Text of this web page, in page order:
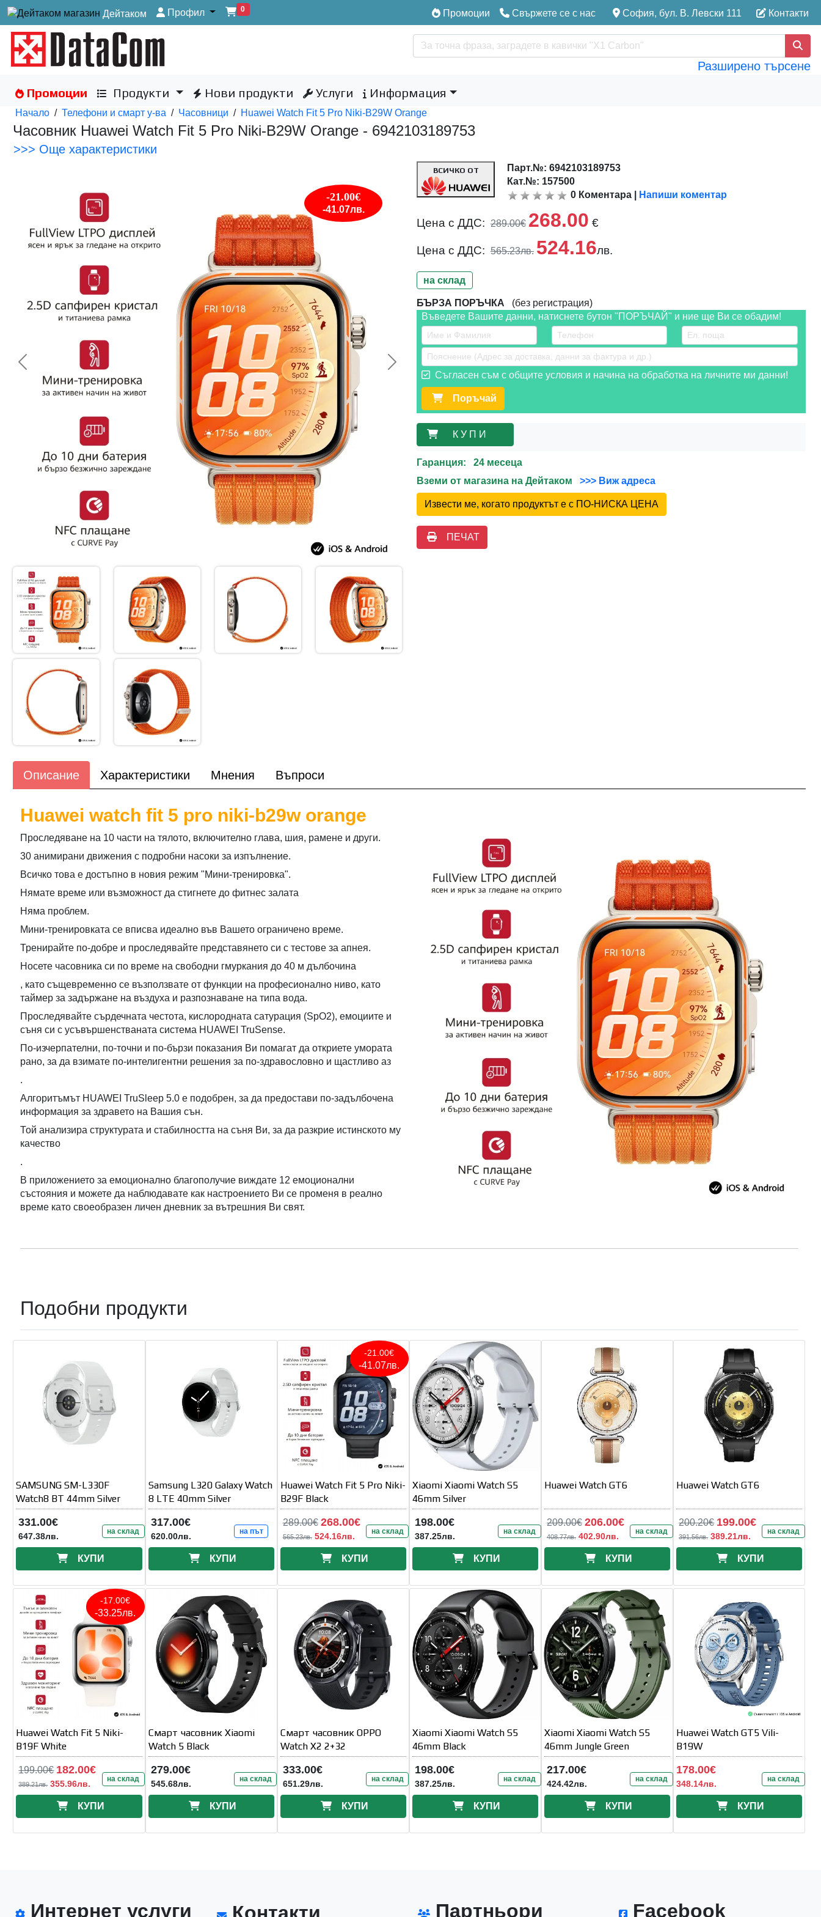
Дейтаком Профил 0 Промоции Свържете се с нас София, бул. В. Левски 111 Контакти
Разширено търсене
Промоции Продукти Нови продукти Услуги Информация
Начало / Телефони и смарт у-ва / Часовници / Huawei Watch Fit 5 Pro Niki-B29W Orange
Часовник Huawei Watch Fit 5 Pro Niki-B29W Orange - 6942103189753
>>> Още характеристики
-21.00€
-41.07лв.
<< Предишна Следваща >>
ВСИЧКО ОТ Парт.№: 6942103189753
Кат.№: 157500
0 Коментара Напиши коментар
Цена с ДДС: 289.00€ 268.00 €
Цена с ДДС: 565.23лв. 524.16лв.
на склад
БЪРЗА ПОРЪЧКА (без регистрация)
Въведете Вашите данни, натиснете бутон "ПОРЪЧАЙ" и ние ще Ви се обадим!
Съгласен съм с общите условия и начина на обработка на личните ми данни!
Поръчай
К У П И
Гаранция: 24 месеца
Вземи от магазина на Дейтаком
>>> Виж адреса
Извести ме, когато продуктът е с ПО-НИСКА ЦЕНА
ПЕЧАТ
Описание Характеристики Мнения Въпроси
Huawei watch fit 5 pro niki-b29w orange
Проследяване на 10 части на тялото, включително глава, шия, рамене и други.
30 анимирани движения с подробни насоки за изпълнение.
Всичко това е достъпно в новия режим "Мини-тренировка".
Нямате време или възможност да стигнете до фитнес залата
Няма проблем.
Мини-тренировката се вписва идеално във Вашето ограничено време.
Тренирайте по-добре и проследявайте представянето си с тестове за апнея.
Носете часовника си по време на свободни гмуркания до 40 м дълбочина
, като същевременно се възползвате от функции на професионално ниво, като
таймер за задържане на въздуха и разпознаване на типа вода.
Проследявайте сърдечната честота, кислородната сатурация (SpO2), емоциите и
съня си с усъвършенстваната система HUAWEI TruSense.
По-изчерпателни, по-точни и по-бързи показания Ви помагат да откриете умората
рано, за да взимате по-интелигентни решения за по-здравословно и щастливо аз
.
Алгоритъмът HUAWEI TruSleep 5.0 е подобрен, за да предостави по-задълбочена
информация за здравето на Вашия сън.
Той анализира структурата и стабилността на съня Ви, за да разкрие истинското му
качество
.
В приложението за емоционално благополучие виждате 12 емоционални
състояния и можете да наблюдавате как настроението Ви се променя в реално
време като своеобразен личен дневник за вътрешния Ви свят.
Подобни продукти
SAMSUNG SM-L330F
Watch8 BT 44mm Silver
331.00€
647.38лв. на склад
КУПИ
Samsung L320 Galaxy Watch
8 LTE 40mm Silver
317.00€
620.00лв. на път
КУПИ
-21.00€
-41.07лв.
Huawei Watch Fit 5 Pro Niki-
B29F Black
289.00€ 268.00€
565.23лв. 524.16лв. на склад
КУПИ
Xiaomi Xiaomi Watch S5
46mm Silver
198.00€
387.25лв. на склад
КУПИ
Huawei Watch GT6
209.00€ 206.00€
408.77лв. 402.90лв. на склад
КУПИ
Huawei Watch GT6
200.20€ 199.00€
391.56лв. 389.21лв. на склад
КУПИ
-17.00€
-33.25лв.
Huawei Watch Fit 5 Niki-
B19F White
199.00€ 182.00€
389.21лв. 355.96лв. на склад
КУПИ
Смарт часовник Xiaomi
Watch 5 Black
279.00€
545.68лв. на склад
КУПИ
Смарт часовник OPPO
Watch X2 2+32
333.00€
651.29лв. на склад
КУПИ
Xiaomi Xiaomi Watch S5
46mm Black
198.00€
387.25лв. на склад
КУПИ
Xiaomi Xiaomi Watch S5
46mm Jungle Green
217.00€
424.42лв. на склад
КУПИ
Huawei Watch GT5 Vili-
B19W
178.00€
348.14лв. на склад
КУПИ
Интернет услуги Партньори Facebook